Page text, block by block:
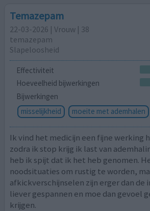
Temazepam
22-03-2026 | Vrouw | 38
temazepam
Slapeloosheid
Effectiviteit
Hoeveelheid bijwerkingen
Bijwerkingen
misselijkheid
moeite met ademhalen
Ik vind het medicijn een fijne werking
zodra ik stop krijg ik last van
heb ik spijt dat ik het heb genomen.
noodsituaties om rustig te worden,
afkickverschijnselen zijn erger dan
liever gespannen en moe dan gevoel
krijgen.